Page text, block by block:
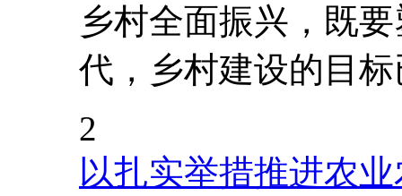
乡村全面振兴，既
代，乡村建设的目
2
以扎实举措推进农